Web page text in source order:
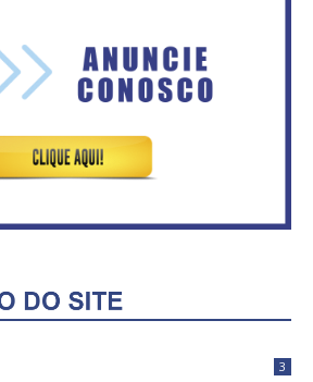
Neves
Secretaria da Fazenda abre 120
vagas no Distrito Federal
3